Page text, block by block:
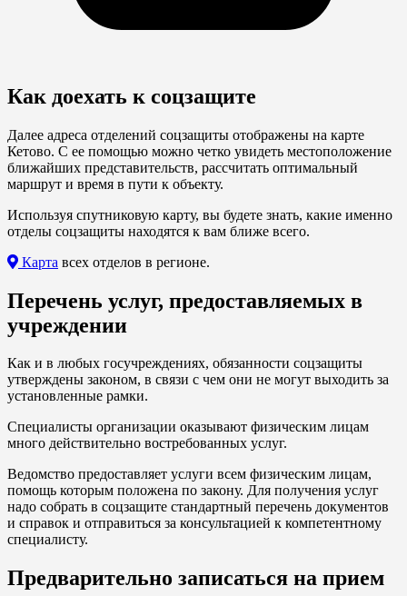
Как доехать к соцзащите
Далее адреса отделений соцзащиты отображены на карте
Кетово. С ее помощью можно четко увидеть местоположение
ближайших представительств, рассчитать оптимальный
маршрут и время в пути к объекту.
Используя спутниковую карту, вы будете знать, какие именно
отделы соцзащиты находятся к вам ближе всего.
Карта всех отделов в регионе.
Перечень услуг, предоставляемых в
учреждении
Как и в любых госучреждениях, обязанности соцзащиты
утверждены законом, в связи с чем они не могут выходить за
установленные рамки.
Специалисты организации оказывают физическим лицам
много действительно востребованных услуг.
Ведомство предоставляет услуги всем физическим лицам,
помощь которым положена по закону. Для получения услуг
надо собрать в соцзащите стандартный перечень документов
и справок и отправиться за консультацией к компетентному
специалисту.
Предварительно записаться на прием